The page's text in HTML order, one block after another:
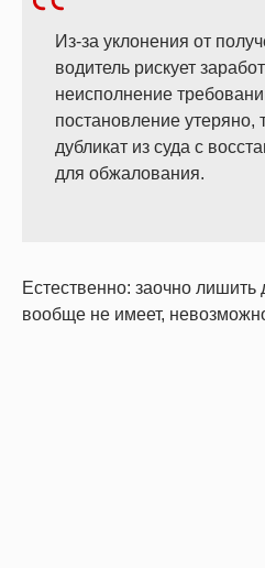
Из-за уклонения от
водитель рискует
неисполнение
постановление утеряно,
дубликат из суда с
для обжалования.
Естественно: заочно лишить
вообще не имеет,